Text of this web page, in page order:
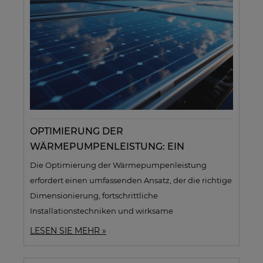
optimale Energieeffizienz und Nutzerkomfort.
Moderne Lösungen wie Luftqualitätssensoren und
Erdwärmetauscher steigern zusätzlich die Effizienz
der Wärmerückgewinnungsanlage in
Passivhäusern.
OPTIMIERUNG DER
WÄRMEPUMPENLEISTUNG: EIN
LEITFADEN FÜR INSTALLATEURE |
DIMENSIONIERUNG, INSTALLATION,
WARTUNG
Die Optimierung der Wärmepumpenleistung
erfordert einen umfassenden Ansatz, der die richtige
Dimensionierung, fortschrittliche
Installationstechniken und wirksame
Überwachungs- und Wartungsstrategien umfasst.
LESEN SIE MEHR »